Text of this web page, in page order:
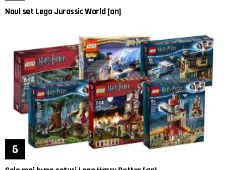
Noul set Lego Jurassic World [an]